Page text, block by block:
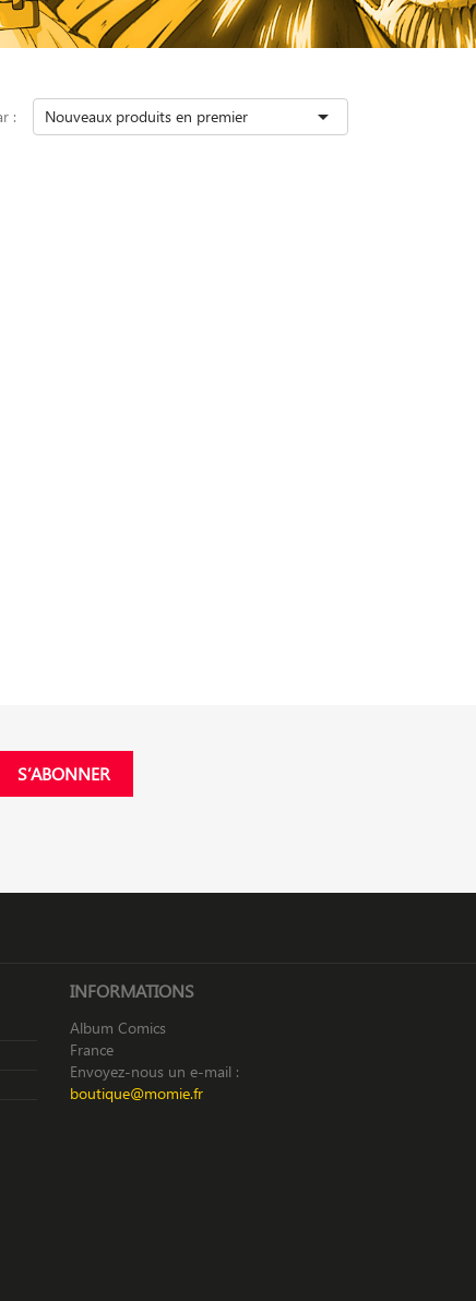
: Nouveaux produits en premier 
INFORMATIONS
Album Comics
France
Envoyez-nous un e-mail :
boutique@momie.fr